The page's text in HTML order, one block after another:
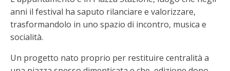
anni il festival ha saputo rilanciare e valorizzare,
trasformandolo in uno spazio di incontro, musica e
socialità.
Un progetto nato proprio per restituire centralità a